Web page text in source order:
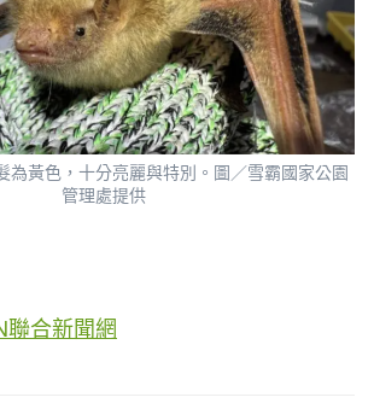
為黃色，十分亮麗與特別。圖／雪霸國家公園
管理處提供
聯合新聞網